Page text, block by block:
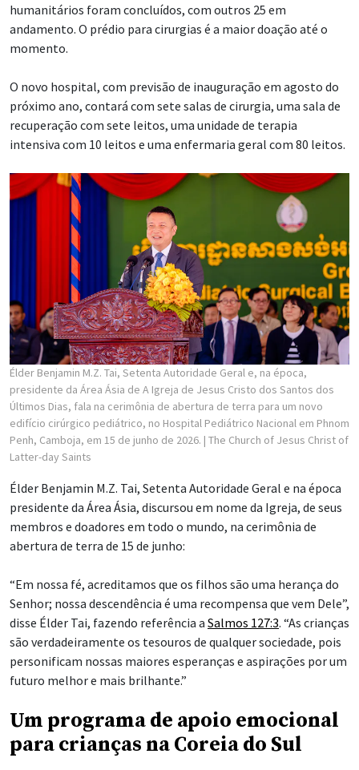
humanitários foram concluídos, com outros 25 em
andamento. O prédio para cirurgias é a maior doação até o
momento.
O novo hospital, com previsão de inauguração em agosto do
próximo ano, contará com sete salas de cirurgia, uma sala de
recuperação com sete leitos, uma unidade de terapia
intensiva com 10 leitos e uma enfermaria geral com 80 leitos.
Élder Benjamin M.Z. Tai, Setenta Autoridade Geral e, na época,
presidente da Área Ásia de A Igreja de Jesus Cristo dos Santos dos
Últimos Dias, fala na cerimônia de abertura de terra para um novo
edifício cirúrgico pediátrico, no Hospital Pediátrico Nacional em Phnom
Penh, Camboja, em 15 de junho de 2026. | The Church of Jesus Christ of
Latter-day Saints
Élder Benjamin M.Z. Tai, Setenta Autoridade Geral e na época
presidente da Área Ásia, discursou em nome da Igreja, de seus
membros e doadores em todo o mundo, na cerimônia de
abertura de terra de 15 de junho:
“Em nossa fé, acreditamos que os filhos são uma herança do
Senhor; nossa descendência é uma recompensa que vem Dele”,
disse Élder Tai, fazendo referência a Salmos 127:3. “As crianças
são verdadeiramente os tesouros de qualquer sociedade, pois
personificam nossas maiores esperanças e aspirações por um
futuro melhor e mais brilhante.”
Um programa de apoio emocional
para crianças na Coreia do Sul